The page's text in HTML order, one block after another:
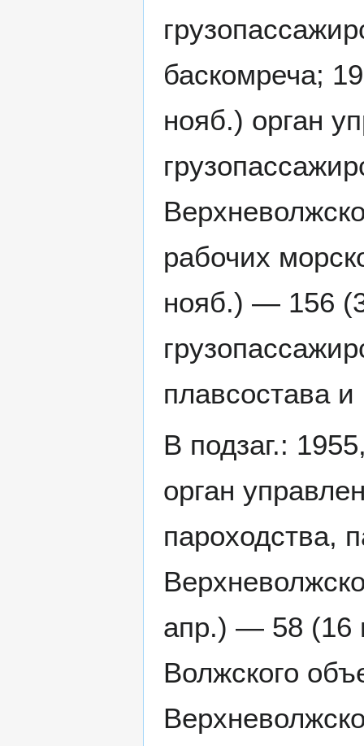
баскомреча;
нояб.) орган
рабочих
нояб.) — 156
плавсостава
В подзаг.:
орган
пароходства,
апр.) — 58 (16
Волжского